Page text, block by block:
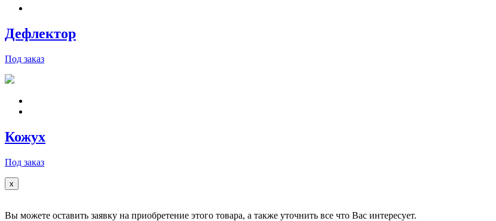
Дефлектор
Под заказ
Кожух
Под заказ
x
Вы можете оставить заявку на приобретение этого товара, а также уточнить все что Вас интересует.